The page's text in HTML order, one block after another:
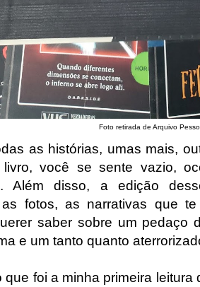
Foto retirada de Arquivo
as histórias, umas mais,
você se sente vazio,
Além disso, a edição
as fotos, as narrativas que
saber sobre um pedaço
e um tanto quanto
que foi a minha primeira